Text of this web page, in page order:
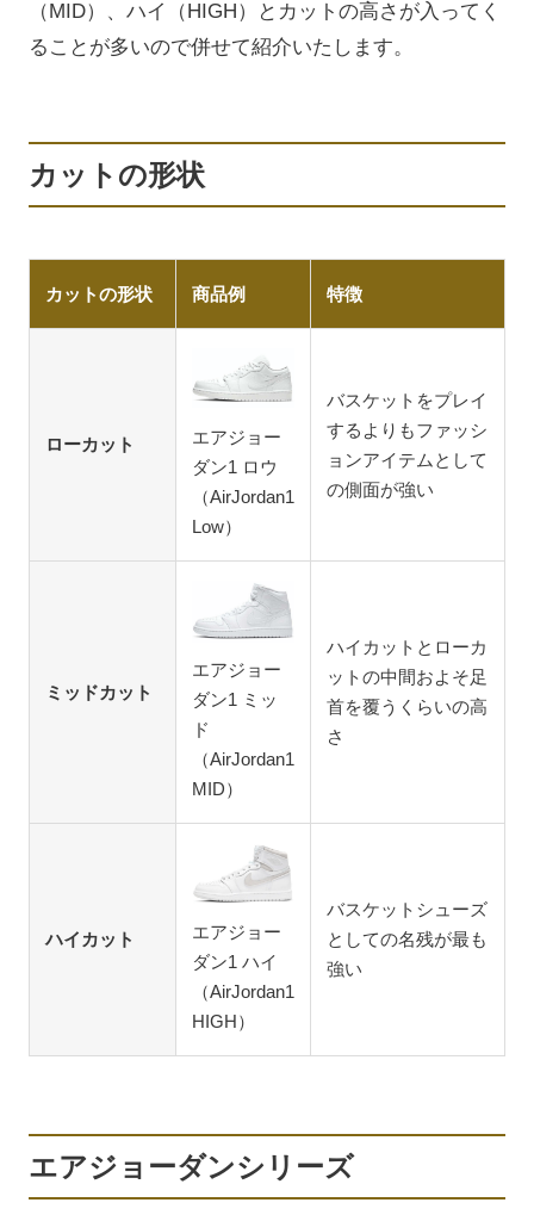
（MID）、ハイ（HIGH）とカットの高さが入ってく
ることが多いので併せて紹介いたします。
カットの形状
カットの形状 商品例 特徴
ローカット
エアジョー
ダン1 ロウ
（AirJordan1
Low）
バスケットをプレイ
するよりもファッシ
ョンアイテムとして
の側面が強い
ミッドカット
エアジョー
ダン1 ミッ
ド
（AirJordan1
MID）
ハイカットとローカ
ットの中間およそ足
首を覆うくらいの高
さ
ハイカット
エアジョー
ダン1 ハイ
（AirJordan1
HIGH）
バスケットシューズ
としての名残が最も
強い
エアジョーダンシリーズ